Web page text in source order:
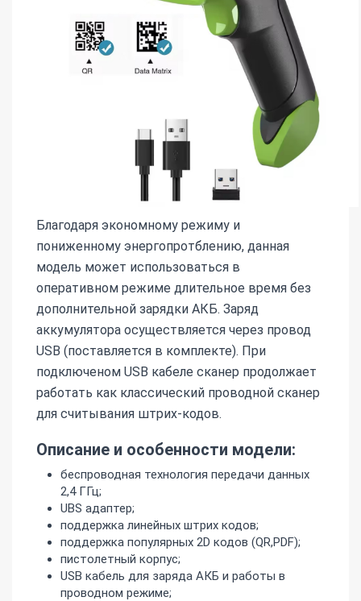
Благодаря экономному режиму и
пониженному энергопротблению, данная
модель может использоваться в
оперативном режиме длительное время без
дополнительной зарядки АКБ. Заряд
аккумулятора осуществляется через провод
USB (поставляется в комплекте). При
подключеном USB кабеле сканер продолжает
работать как классический проводной сканер
для считывания штрих-кодов.
Описание и особенности модели:
беспроводная технология передачи данных
2,4 ГГц;
UBS адаптер;
поддержка линейных штрих кодов;
поддержка популярных 2D кодов (QR,PDF);
пистолетный корпус;
USB кабель для заряда АКБ и работы в
проводном режиме;